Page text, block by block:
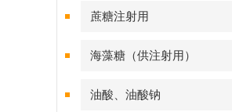
蔗糖注射用
海藻糖（供注射用）
油酸、油酸钠